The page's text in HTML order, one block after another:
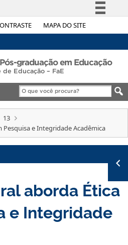
MAPA DO SITE
Simplifique!
Acesso à informação
Legislação
Canais
graduação em Educação
de Educação – FaE
13
e Integridade Acadêmica
aborda Ética
e Integridade